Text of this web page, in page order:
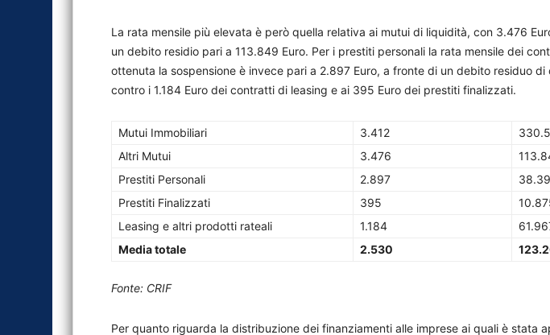
La rata mensile più elevata è però quella relativa ai mutui di liquidità, con 3.476
un debito residio pari a 113.849 Euro. Per i prestiti personali la rata mensile dei
ottenuta la sospensione è invece pari a 2.897 Euro, a fronte di un debito residuo di
contro i 1.184 Euro dei contratti di leasing e ai 395 Euro dei prestiti finalizzati.
Mutui Immobiliari 3.412
Altri Mutui
3.476
Prestiti Personali
2.897
Prestiti Finalizzati
395
Leasing e altri prodotti rateali
1.184
Media totale
2.530
Fonte: CRIF
Per quanto riguarda la distribuzione dei finanziamenti alle imprese ai quali è stata